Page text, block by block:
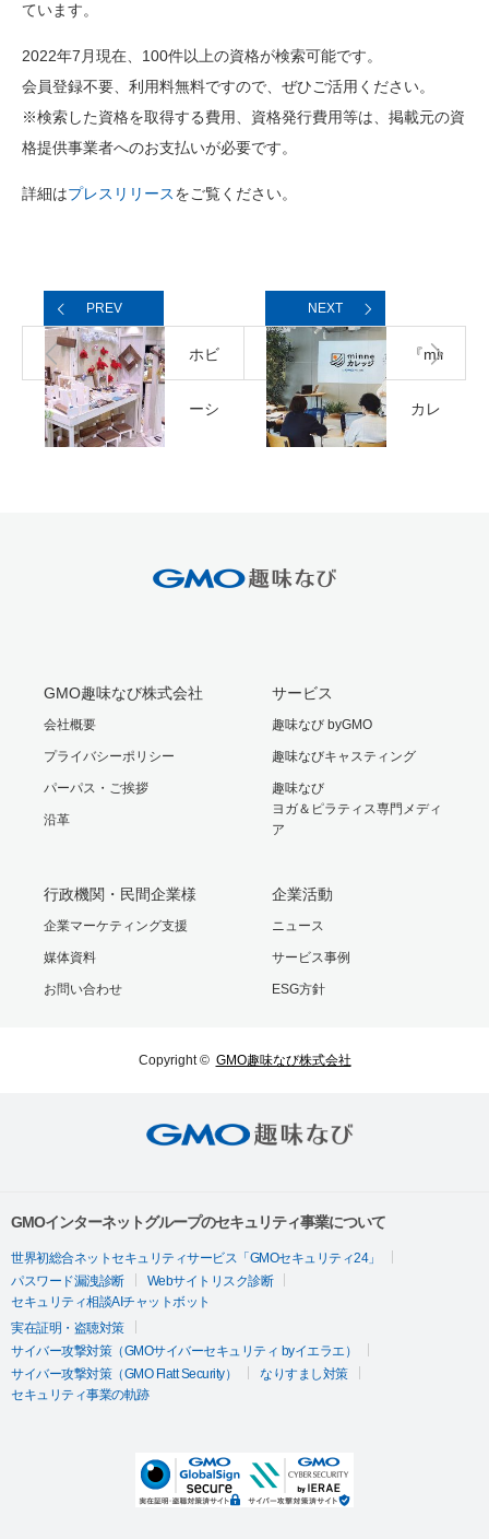
ています。
2022年7月現在、100件以上の資格が検索可能です。
会員登録不要、利用料無料ですので、ぜひご活用ください。
※検索した資格を取得する費用、資格発行費用等は、掲載元の資
格提供事業者へのお支払いが必要です。
詳細はプレスリリースをご覧ください。
PREV
ホビ
ーシ
のお
せ
NEXT
『minne
カレ
GMO趣味なび株式会社
会社概要
プライバシーポリシー
パーパス・ご挨拶
沿革
サービス
趣味なび byGMO
趣味なびキャスティング
趣味なび
ヨガ＆ピラティス専門メディ
ア
行政機関・民間企業様
企業マーケティング支援
媒体資料
お問い合わせ
企業活動
ニュース
サービス事例
ESG方針
Copyright © GMO趣味なび株式会社
GMOインターネットグループのセキュリティ事業について
世界初総合ネットセキュリティサービス「GMOセキュリティ24」
パスワード漏洩診断
Webサイトリスク診断
セキュリティ相談AIチャットボット
実在証明・盗聴対策
サイバー攻撃対策（GMOサイバーセキュリティ byイエラエ）
サイバー攻撃対策（GMO Flatt Security）
なりすまし対策
セキュリティ事業の軌跡